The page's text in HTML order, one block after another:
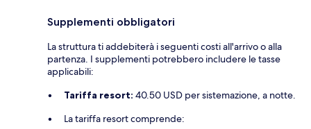
Supplementi obbligatori
La struttura ti addebiterà i seguenti costi all'arrivo o alla
partenza. I supplementi potrebbero includere le tasse
applicabili:
Tariffa resort: 40.50 USD per sistemazione, a notte.
La tariffa resort comprende: